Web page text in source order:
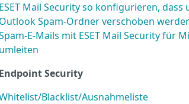
ESET Mail Security so konfigurieren,
Outlook Spam-Ordner verschoben
E-Mails mit ESET Mail Security für
umleiten
Endpoint Security
Blacklist/Ausnahmeliste